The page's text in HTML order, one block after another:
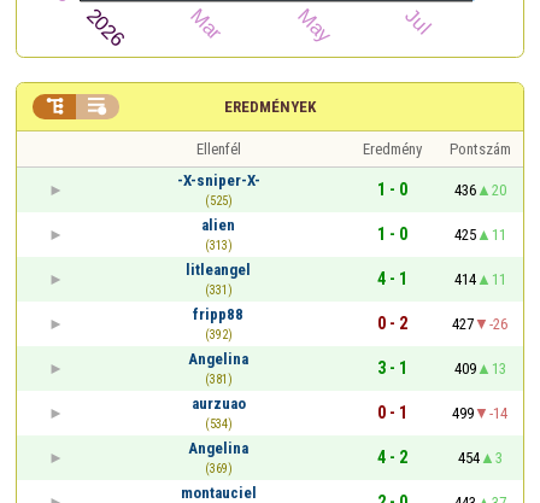
EREDMÉNYEK
 
Ellenfél Eredmény
Pontszám
-X-sniper-X-
(525)
1 - 0 436
20
alien
(313)
1 - 0 425
11
litleangel
(331)
4 - 1 414
11
fripp88
(392)
0 - 2 427
-26
Angelina
(381)
3 - 1 409
13
aurzuao
(534)
0 - 1 499
-14
Angelina
(369)
4 - 2 454
3
montauciel